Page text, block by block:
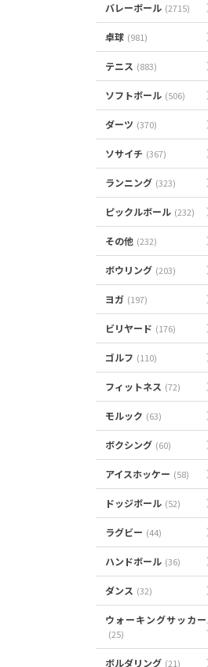
バレーボール (2715)
卓球 (981)
テニス (883)
ソフトボール (506)
ダーツ (370)
ソサイチ (367)
ランニング (323)
ピックルボール (232)
その他 (232)
ボウリング (203)
ヨガ (197)
ビリヤード (176)
ゴルフ (110)
フィットネス (72)
モルック (63)
ボクシング (60)
アイスホッケー (58)
ドッジボール (52)
ラグビー (44)
ハンドボール (36)
ダンス (32)
ウォーキングサッカー
(25)
ボルダリング (21)